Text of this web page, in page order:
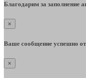
Благодарим за заполнение
×
Ваше сообщение успешно
×